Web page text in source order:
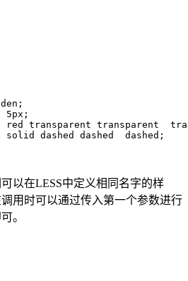
5px ;
red transparent transparent
solid dashed dashed  dashed;
以在LESS中定义相同名字的样
用时可以通过传入第一个参数进行
。